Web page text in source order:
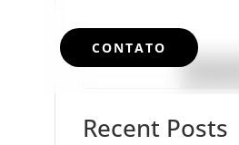
CONTATO
Recent Posts